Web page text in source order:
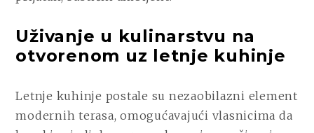
Uživanje u kulinarstvu na
otvorenom uz letnje kuhinje
Letnje kuhinje postale su nezaobilazni element
modernih terasa, omogućavajući vlasnicima da